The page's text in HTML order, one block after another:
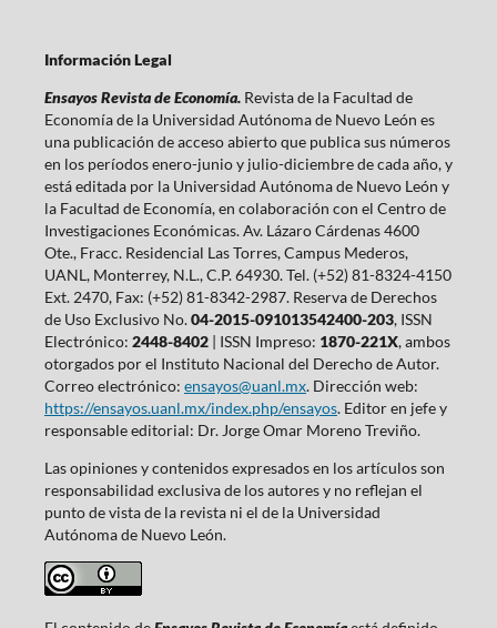
Información Legal
Ensayos Revista de Economía. Revista de la Facultad de
Economía de la Universidad Autónoma de Nuevo León es
una publicación de acceso abierto que publica sus números
en los períodos enero-junio y julio-diciembre de cada año, y
está editada por la Universidad Autónoma de Nuevo León y
la Facultad de Economía, en colaboración con el Centro de
Investigaciones Económicas. Av. Lázaro Cárdenas 4600
Ote., Fracc. Residencial Las Torres, Campus Mederos,
UANL, Monterrey, N.L., C.P. 64930. Tel. (+52) 81-8324-4150
Ext. 2470, Fax: (+52) 81-8342-2987. Reserva de Derechos
de Uso Exclusivo No.04-2015-091013542400-203, ISSN
Electrónico: 2448-8402| ISSN Impreso: 1870-221X, ambos
otorgados por el Instituto Nacional del Derecho de Autor.
Correo electrónico: ensayos@uanl.mx. Dirección web:
https://ensayos.uanl.mx/index.php/ensayos. Editor en jefe y
responsable editorial: Dr. Jorge Omar Moreno Treviño.
Las opiniones y contenidos expresados en los artículos son
responsabilidad exclusiva de los autores y no reflejan el
punto de vista de la revista ni el de la Universidad
Autónoma de Nuevo León.